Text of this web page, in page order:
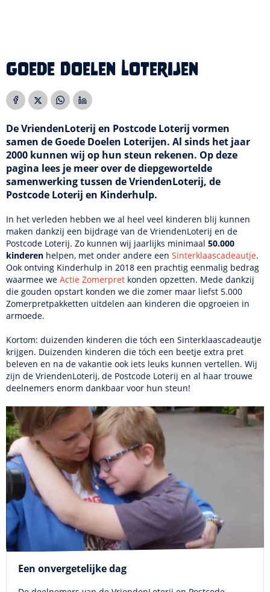
Goede Doelen Loterijen
De VriendenLoterij en Postcode Loterij vormen
samen de Goede Doelen Loterijen. Al sinds het jaar
2000 kunnen wij op hun steun rekenen. Op deze
pagina lees je meer over de diepgewortelde
samenwerking tussen de VriendenLoterij, de
Postcode Loterij en Kinderhulp.
In het verleden hebben we al heel veel kinderen blij kunnen
maken dankzij een bijdrage van de VriendenLoterij en de
Postcode Loterij. Zo kunnen wij jaarlijks minimaal 50.000
kinderen helpen, met onder andere een Sinterklaascadeautje.
Ook ontving Kinderhulp in 2018 een prachtig eenmalig bedrag
waarmee we Actie Zomerpret konden opzetten. Mede dankzij
die gouden opstart konden we die zomer maar liefst 5.000
Zomerpretpakketten uitdelen aan kinderen die opgroeien in
armoede.
Kortom: duizenden kinderen die tóch een Sinterklaascadeautje
krijgen. Duizenden kinderen die tóch een beetje extra pret
beleven en na de vakantie ook iets leuks kunnen vertellen. Wij
zijn de VriendenLoterij, de Postcode Loterij en al haar trouwe
deelnemers enorm dankbaar voor hun steun!
Een onvergetelijke dag